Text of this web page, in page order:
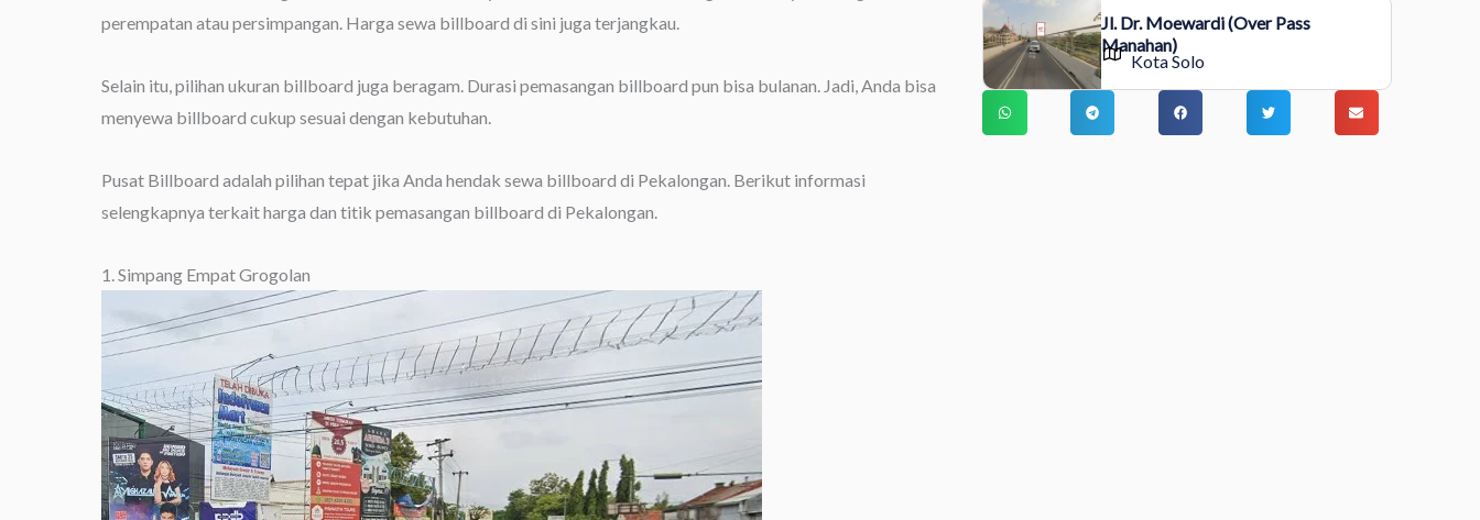
perempatan atau persimpangan. Harga sewa billboard di sini juga terjangkau.
Selain itu, pilihan ukuran billboard juga beragam. Durasi pemasangan billboard pun bisa bulanan. Jadi, Anda bisa
menyewa billboard cukup sesuai dengan kebutuhan.
Pusat Billboard adalah pilihan tepat jika Anda hendak sewa billboard di Pekalongan. Berikut informasi
selengkapnya terkait harga dan titik pemasangan billboard di Pekalongan.
1. Simpang Empat Grogolan
Jl. Dr. Moewardi (Over Pass
Manahan)
Kota Solo